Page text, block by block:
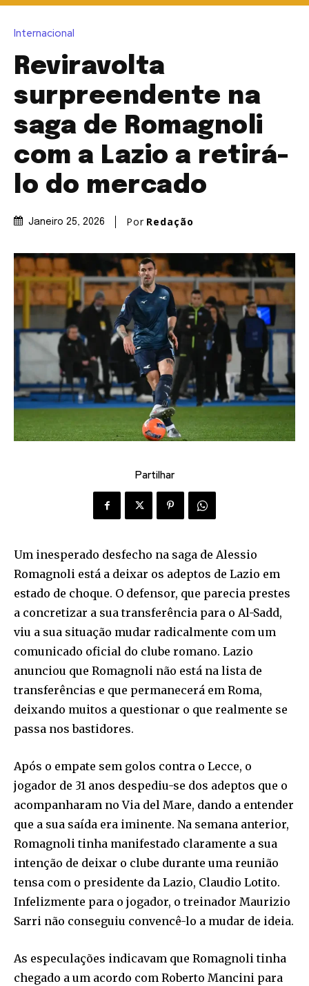
Internacional
Reviravolta
surpreendente na
saga de Romagnoli
com a Lazio a retirá-
lo do mercado
Janeiro 25, 2026 Por Redação
Partilhar
Um inesperado desfecho na saga de Alessio
Romagnoli está a deixar os adeptos de Lazio em
estado de choque. O defensor, que parecia prestes
a concretizar a sua transferência para o Al-Sadd,
viu a sua situação mudar radicalmente com um
comunicado oficial do clube romano. Lazio
anunciou que Romagnoli não está na lista de
transferências e que permanecerá em Roma,
deixando muitos a questionar o que realmente se
passa nos bastidores.
Após o empate sem golos contra o Lecce, o
jogador de 31 anos despediu-se dos adeptos que o
acompanharam no Via del Mare, dando a entender
que a sua saída era iminente. Na semana anterior,
Romagnoli tinha manifestado claramente a sua
intenção de deixar o clube durante uma reunião
tensa com o presidente da Lazio, Claudio Lotito.
Infelizmente para o jogador, o treinador Maurizio
Sarri não conseguiu convencê-lo a mudar de ideia.
As especulações indicavam que Romagnoli tinha
chegado a um acordo com Roberto Mancini para